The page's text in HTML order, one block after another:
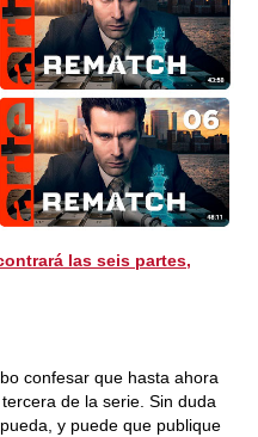
las seis partes,
confesar que hasta ahora
de la serie. Sin duda
y puede que publique